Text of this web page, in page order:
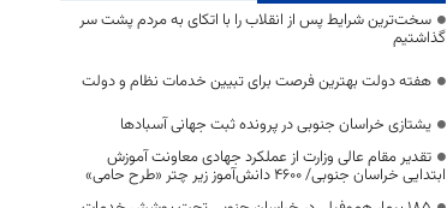
سخت‌ترین شرایط پس از انقلاب را با اتکای به مردم پشت سر
گذاشتیم
هفته دولت بهترین فرصت برای تبیین خدمات نظام و دولت
یشتازی خراسان جنوبی در پرونده ثبت جهانی آسبادها
تقدیر مقام عالی وزارت از عملکرد جهادی معاونت آموزش
ابتدایی خراسان جنوبی/ ۴۶۰۰ دانش‌آموز زیر چتر «طرح حامی»